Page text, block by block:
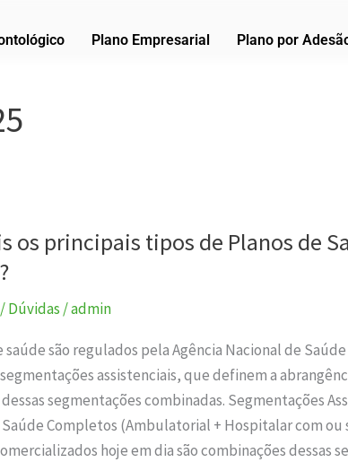
Plano Empresarial Plano por
os principais tipos de Planos de
/Dúvidas /admin
saúde são regulados pela Agência Nacional de
assistenciais, que definem a
segmentações combinadas. Segmentações
Completos (Ambulatorial + Hospitalar com ou
hoje em dia são combinações dessas